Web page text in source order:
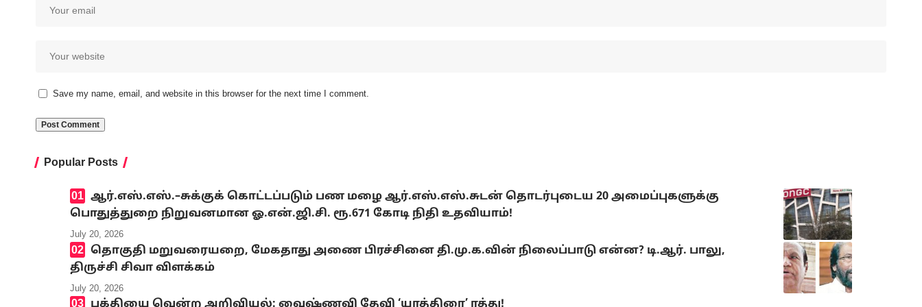
Save my name, email, and website in this browser for the next time I comment.
Popular Posts
ஆர்.எஸ்.எஸ்.–சுக்குக் கொட்டப்படும் பண மழை ஆர்.எஸ்.எஸ்.சுடன் தொடர்புடைய 20 அமைப்புகளுக்கு
பொதுத்துறை நிறுவனமான ஓ.என்.ஜி.சி. ரூ.671 கோடி நிதி உதவியாம்!
July 20, 2026
தொகுதி மறுவரையறை, மேகதாது அணை பிரச்சினை தி.மு.க.வின் நிலைப்பாடு என்ன? டி.ஆர். பாலு,
திருச்சி சிவா விளக்கம்
July 20, 2026